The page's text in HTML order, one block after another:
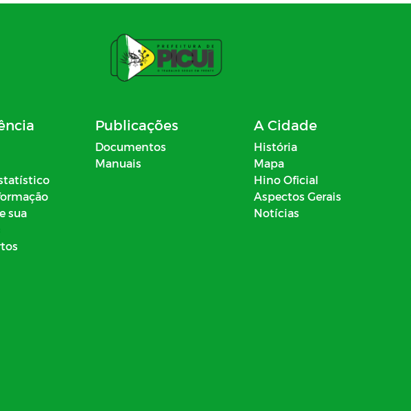
sua
Publicações
Documentos
Manuais
A Cidade
História
Mapa
Hino Oficial
Aspectos Gerais
Notícias